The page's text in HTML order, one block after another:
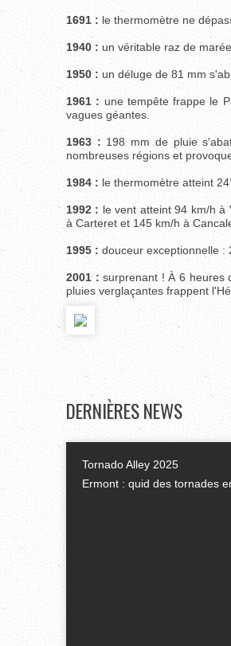
1691 : le thermomètre ne
1940 : un véritable raz de
1950 : un déluge de 81 mm
1961 : une tempête frappe le
vagues géantes.
1963 : 198 mm de pluie
nombreuses régions et
1984 : le thermomètre atteint
1992 : le vent atteint 94 km/h à
à Carteret et 145 km/h à
1995 : douceur exceptionnelle :
2001 : surprenant ! À 6 heures
pluies verglaçantes frappent
DERNIÈRESNEWS
Tornado Alley 2025
Ermont : quid des tornades